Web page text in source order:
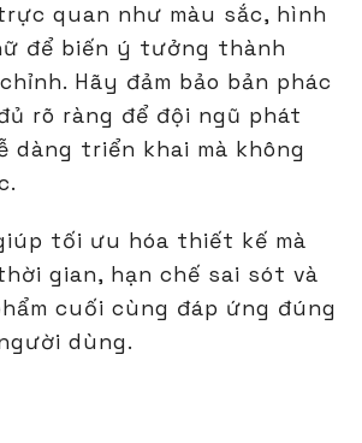
quan như màu sắc, hình
để biến ý tưởng thành
Hãy đảm bảo bản phác
rõ ràng để đội ngũ phát
dàng triển khai mà không
tối ưu hóa thiết kế mà
gian, hạn chế sai sót và
cuối cùng đáp ứng đúng
dùng.